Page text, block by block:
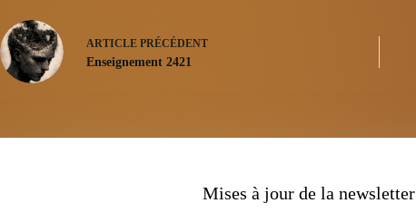
ARTICLE PRÉCÉDENT
Enseignement 2421
Mises à jour de la newsletter